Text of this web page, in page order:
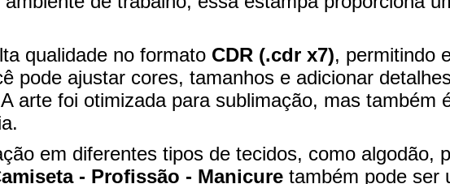
qualidade no formato CDR (.cdr x7), permitindo
pode ajustar cores, tamanhos e adicionar
arte foi otimizada para sublimação, mas também
em diferentes tipos de tecidos, como algodão,
- Profissão - Manicure também pode ser